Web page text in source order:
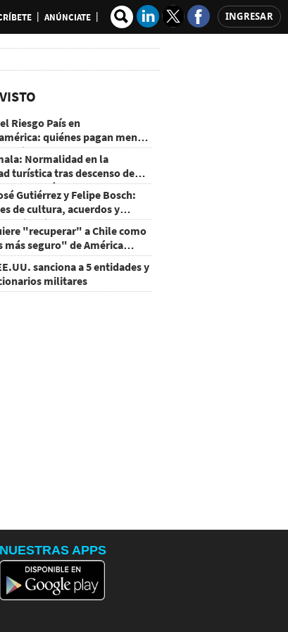
ANÚNCIATE INGRESAR
Riesgo País en
quiénes pagan menos
mejoraron
Normalidad en la
turística tras descenso de
del volcán de Fuego
Gutiérrez y Felipe Bosch:
de cultura, acuerdos y
sin miedo
"recuperar" a Chile como
más seguro" de América
sanciona a 5 entidades y
militares
NUESTRAS APPS